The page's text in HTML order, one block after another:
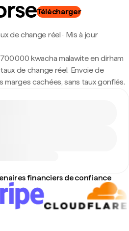
Télécharger
de change réel · Mis à jour
000 kwacha malawite en dirham
de change réel. Envoie de
cachées, sans taux gonflés.
financiers de confiance